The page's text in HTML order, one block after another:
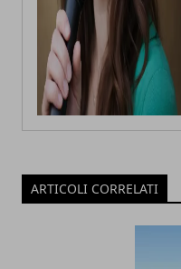
ARTICOLI CORRELATI